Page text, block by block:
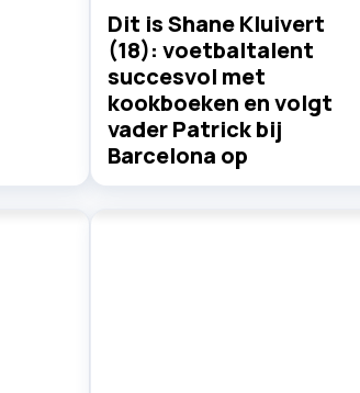
Dit is Shane Kluivert
(18): voetbaltalent
succesvol met
kookboeken en volgt
vader Patrick bij
Barcelona op